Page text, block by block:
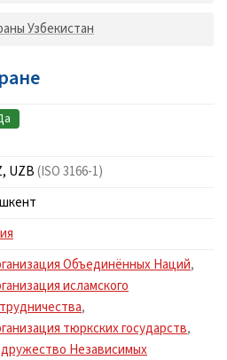
Узбекистан
UZB(ISO 3166-1)
Объединённых Наций,
исламского
,
тюркских государств,
Независимых